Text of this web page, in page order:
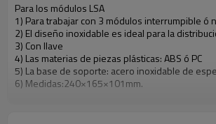
Para los módulos LSA
1) Para trabajar con 3 módulos interrumpible ó
2) El diseño inoxidable es ideal para la
3) Con llave
4) Las materias de piezas plásticas: ABS ó PC
5) La base de soporte: acero inoxidable de
6) Medidas:240×165×101mm.